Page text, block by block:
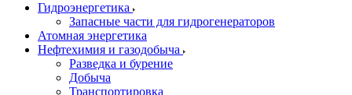
Гидроэнергетика
Запасные части для гидрогенераторов
Атомная энергетика
Нефтехимия и газодобыча
Разведка и бурение
Добыча
Транспортировка